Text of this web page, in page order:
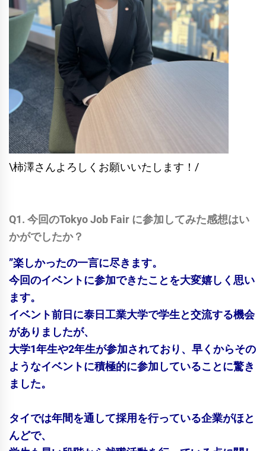
\柿澤さんよろしくお願いいたします！/
Q1. 今回のTokyo Job Fair に参加してみた感想はい
かがでしたか？
”楽しかったの一言に尽きます。
今回のイベントに参加できたことを大変嬉しく思い
ます。
イベント前日に泰日工業大学で学生と交流する機会
がありましたが、
大学1年生や2年生が参加されており、早くからその
ようなイベントに積極的に参加していることに驚き
ました。
タイでは年間を通して採用を行っている企業がほと
んどで、